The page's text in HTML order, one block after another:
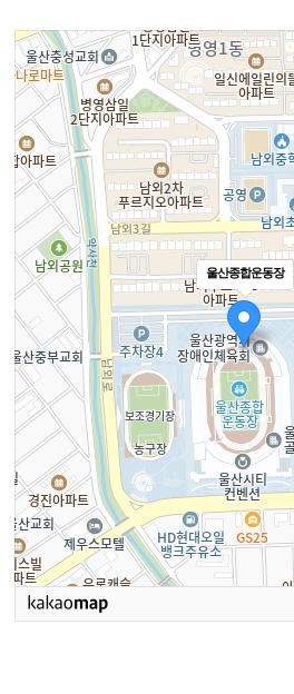
찾아오시는길 시작
울산종합운동장